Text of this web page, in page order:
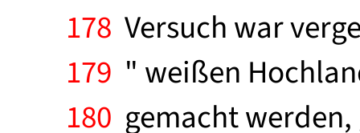
178 Versuch war
179 " weißen
180 gemacht